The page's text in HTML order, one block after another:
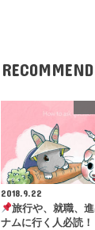
RECOMMEND
2018.9.22
旅行や、就職、
ナムに行く人必読